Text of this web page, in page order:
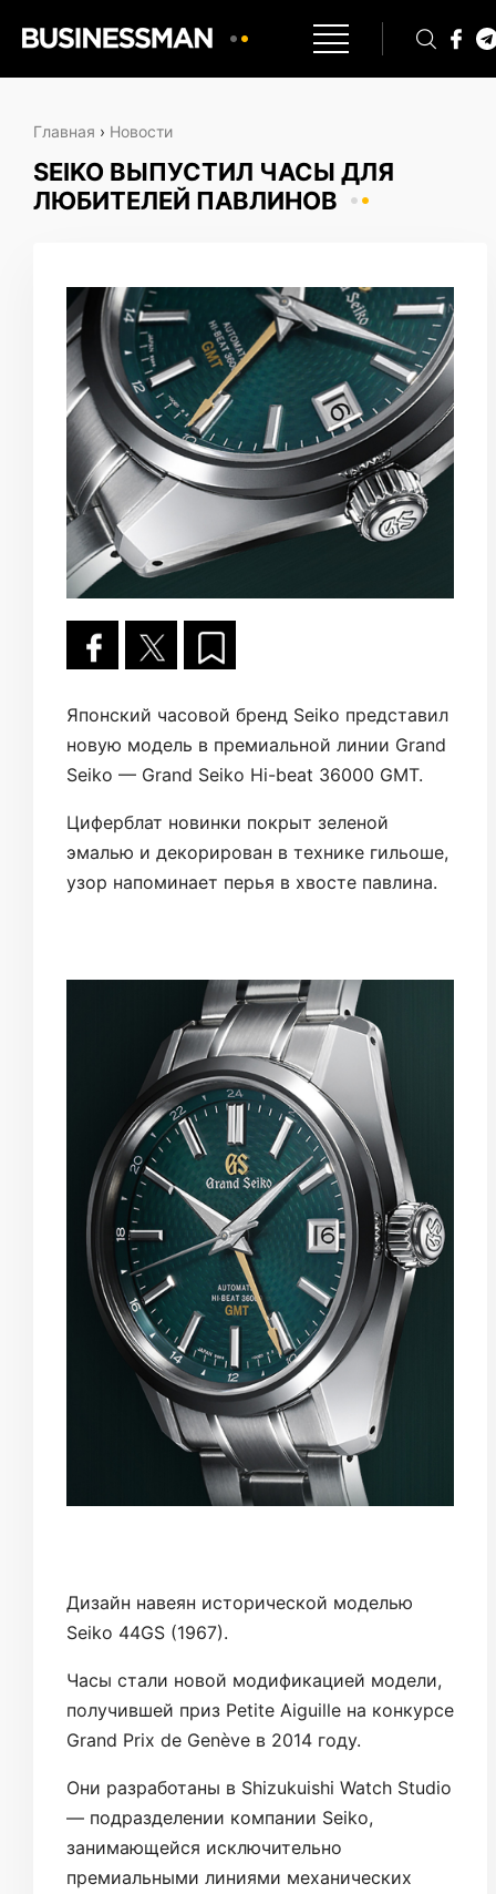
Главная › Новости
SEIKO ВЫПУСТИЛ ЧАСЫ ДЛЯ
ЛЮБИТЕЛЕЙ ПАВЛИНОВ
Японский часовой бренд Seiko представил
новую модель в премиальной линии Grand
Seiko — Grand Seiko Hi-beat 36000 GMT.
Циферблат новинки покрыт зеленой
эмалью и декорирован в технике гильоше,
узор напоминает перья в хвосте павлина.
Дизайн навеян исторической моделью
Seiko 44GS (1967).
Часы стали новой модификацией модели,
получившей приз Petite Aiguille на конкурсе
Grand Prix de Genève в 2014 году.
Они разработаны в Shizukuishi Watch Studio
— подразделении компании Seiko,
занимающейся исключительно
премиальными линиями механических